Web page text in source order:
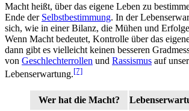
Macht heißt, über das eigene Leben zu
Ende der Selbstbestimmung. In der
sich, wie in einer Bilanz, die Mühen und
Wenn Macht bedeutet, Kontrolle über das
dann gibt es vielleicht keinen besseren
von Geschlechterrollen und Rassismus auf
Lebenserwartung.[7]
Wer hat die Macht?